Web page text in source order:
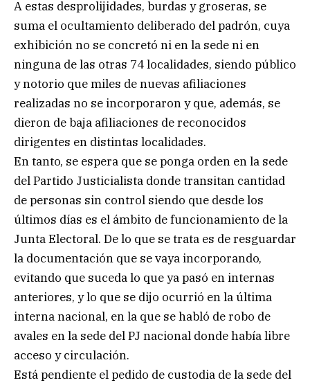
A estas desprolijidades, burdas y groseras, se
suma el ocultamiento deliberado del padrón, cuya
exhibición no se concretó ni en la sede ni en
ninguna de las otras 74 localidades, siendo público
y notorio que miles de nuevas afiliaciones
realizadas no se incorporaron y que, además, se
dieron de baja afiliaciones de reconocidos
dirigentes en distintas localidades.
En tanto, se espera que se ponga orden en la sede
del Partido Justicialista donde transitan cantidad
de personas sin control siendo que desde los
últimos días es el ámbito de funcionamiento de la
Junta Electoral. De lo que se trata es de resguardar
la documentación que se vaya incorporando,
evitando que suceda lo que ya pasó en internas
anteriores, y lo que se dijo ocurrió en la última
interna nacional, en la que se habló de robo de
avales en la sede del PJ nacional donde había libre
acceso y circulación.
Está pendiente el pedido de custodia de la sede del